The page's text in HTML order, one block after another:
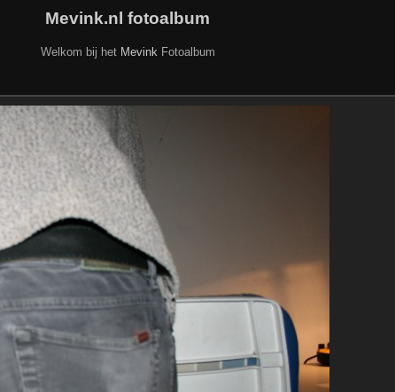
Mevink.nl fotoalbum
Welkom bij het Mevink Fotoalbum